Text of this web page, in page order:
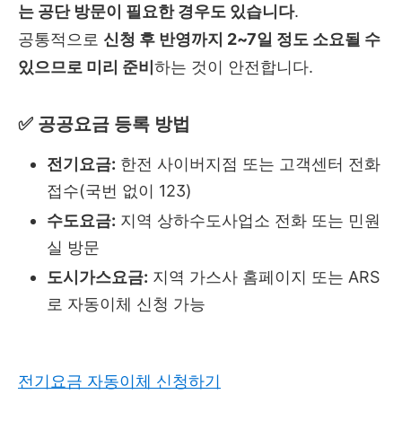
는 공단 방문이 필요한 경우도 있습니다.
공통적으로 신청 후 반영까지 2~7일 정도 소요될 수
있으므로 미리 준비 하는 것이 안전합니다.
✅ 공공요금 등록 방법
전기요금: 한전 사이버지점 또는 고객센터 전화
접수(국번 없이 123)
수도요금: 지역 상하수도사업소 전화 또는 민원
실 방문
도시가스요금: 지역 가스사 홈페이지 또는 ARS
로 자동이체 신청 가능
전기요금 자동이체 신청하기